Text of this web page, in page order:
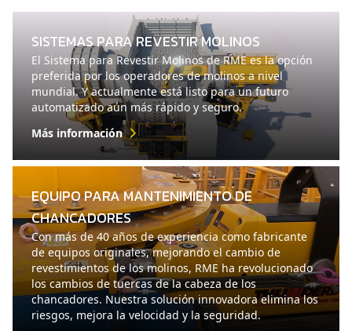
SISTEMAS PARA REVESTIR MOLINOS
El Sistema para Revestir Molinos de RME es la opción
preferida por los operadores de molinos a nivel
mundial. Y actualmente está listo para un futuro
automatizado aún más rápido y seguro.
Más información
EQUIPO PARA MANTENIMIENTO DE
CHANCADORES
Con más de 40 años de experiencia como fabricante
de equipos originales, mejorando el cambio de
revestimientos de los molinos, RME ha revolucionado
los cambios de tuercas de la cabeza de los
chancadores. Nuestra solución innovadora elimina los
riesgos, mejora la velocidad y la seguridad.